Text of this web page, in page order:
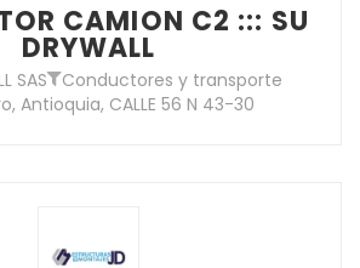
CAMION C2 ::: SU
DRYWALL
SAS
Conductores y transporte
Antioquia, CALLE 56 N 43-30